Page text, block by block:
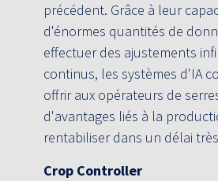
précédent. Grâce à leur
d'énormes quantités de
effectuer des ajustements
continus, les systèmes d'IA
offrir aux opérateurs de
d'avantages liés à la
rentabiliser dans un délai
Crop Controller